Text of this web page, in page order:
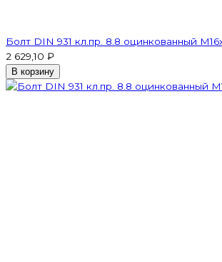
Болт DIN 931 кл.пр. 8.8 оцинкованный
2 629,10 ₽
В корзину